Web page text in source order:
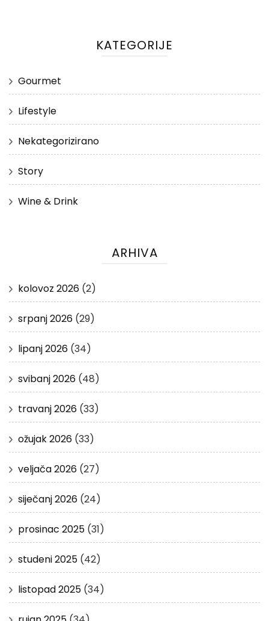
KATEGORIJE
Gourmet
Lifestyle
Nekategorizirano
Story
Wine & Drink
ARHIVA
kolovoz 2026 (2)
srpanj 2026 (29)
lipanj 2026 (34)
svibanj 2026 (48)
travanj 2026 (33)
ožujak 2026 (33)
veljača 2026 (27)
siječanj 2026 (24)
prosinac 2025 (31)
studeni 2025 (42)
listopad 2025 (34)